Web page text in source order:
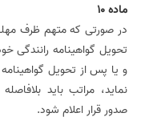
ماده 10
در صورتی که متهم ظرف
تحویل گواهینامه رانندگی
و یا پس از تحویل
نماید، مراتب باید
صدور قرار اعلام شود.